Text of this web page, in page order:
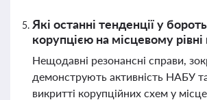
Які останні тенденції у
корупцією на місцевому рівні
Нещодавні резонансні справи,
демонструють активність НАБУ
викритті корупційних схем у